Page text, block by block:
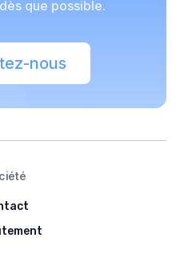
que possible.
nous